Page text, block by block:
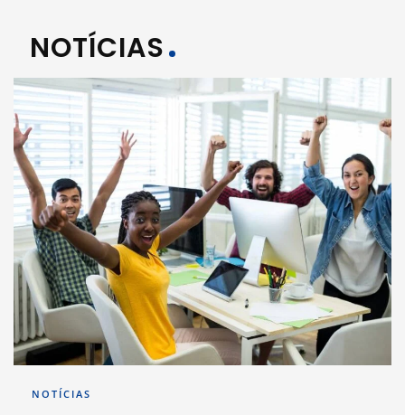
NOTÍCIAS
NOTÍCIAS